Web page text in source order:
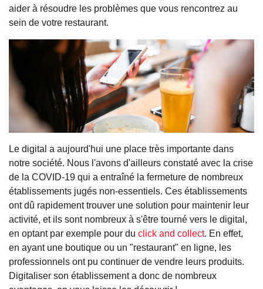
aider à résoudre les problèmes que vous rencontrez au
sein de votre restaurant.
Le digital a aujourd'hui une place très importante dans
notre société. Nous l'avons d'ailleurs constaté avec la crise
de la COVID-19 qui a entraîné la fermeture de nombreux
établissements jugés non-essentiels. Ces établissements
ont dû rapidement trouver une solution pour maintenir leur
activité, et ils sont nombreux à s'être tourné vers le digital,
en optant par exemple pour du click and collect. En effet,
en ayant une boutique ou un "restaurant" en ligne, les
professionnels ont pu continuer de vendre leurs produits.
Digitaliser son établissement a donc de nombreux